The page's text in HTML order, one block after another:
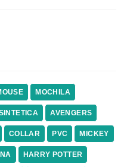
MOCHILA
AVENGERS
COLLAR PVC MICKEY
HARRY POTTER